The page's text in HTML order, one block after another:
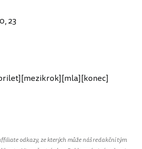
23
odkazy, ze kterých může náš redakční tým